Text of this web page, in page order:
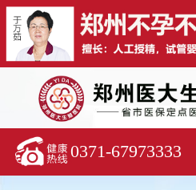
0371-67973333